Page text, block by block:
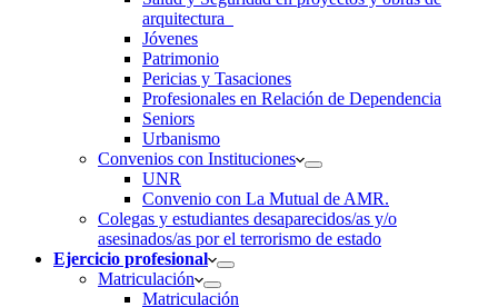
arquitectura
Jóvenes
Patrimonio
Pericias y Tasaciones
Profesionales en Relación de Dependencia
Seniors
Urbanismo
Convenios con Instituciones
UNR
Convenio con La Mutual de AMR.
Colegas y estudiantes desaparecidos/as y/o
asesinados/as por el terrorismo de estado
Ejercicio profesional
Matriculación
Matriculación